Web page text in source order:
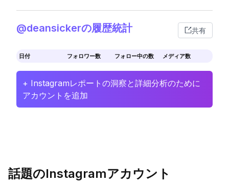
@deansickerの履歴統計 共有
日付 フォロワー数 フォロー中の数 メディア数
+ Instagramレポートの洞察と詳細分析のために
アカウントを追加
話題のInstagramアカウント